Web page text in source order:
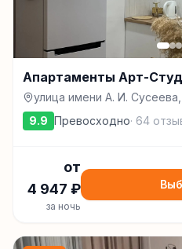
Апартаменты Арт-
улица имени А. И.
9.9 Превосходно· 64
от
4 947 ₽
за ночь